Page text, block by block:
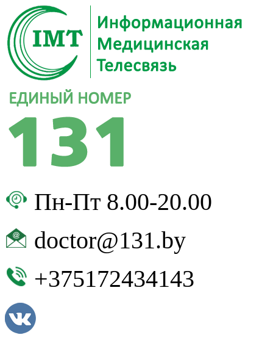
Пн-Пт 8.00-20.00
doctor@131.by
+375172434143